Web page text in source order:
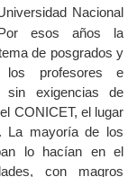
Nacional
esos años la
de posgrados y
profesores e
sin exigencias de
CONICET, el lugar
La mayoría de los
lo hacían en el
con magros